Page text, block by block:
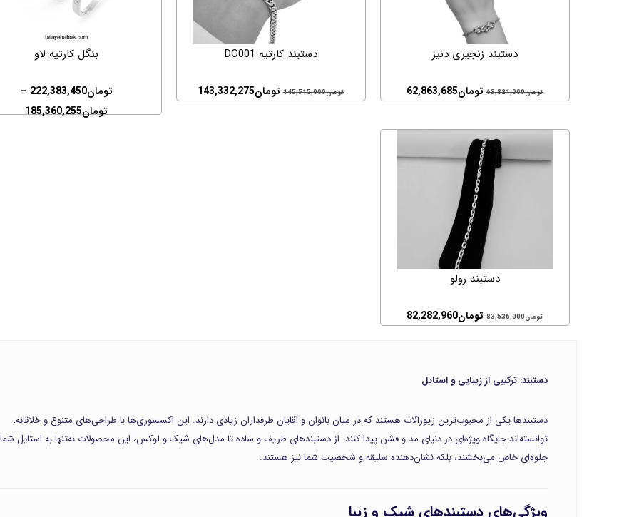
دستبند زنجیری دنیز
تومان63,821,000 تومان62,863,685
دستبند کارتیه DC001
تومان145,515,000 تومان143,332,275
بنگل کارتیه لاو
تومان222,383,450
–
تومان185,360,255
دستبند رولو
تومان83,536,000 تومان82,282,960
دستبند: ترکیبی از زیبایی و استایل
دستبندها یکی از محبوب‌ترین زیورآلات هستند که در میان بانوان و آقایان طرفداران زیادی دارند. این اکسسوری‌ها با طراحی‌های متنوع و خلاقانه،
توانسته‌اند جایگاه ویژه‌ای در دنیای مد و فشن پیدا کنند. از دستبندهای ظریف و ساده تا مدل‌های شیک و لوکس، این محصولات نه‌تنها به استایل شما
جلوه‌ای خاص می‌بخشند، بلکه نشان‌دهنده سلیقه و شخصیت شما نیز هستند.
ویژگی‌های دستبندهای شیک و زیبا